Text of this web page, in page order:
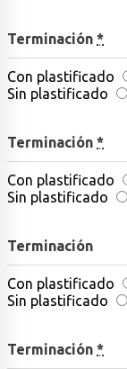
Terminación *
Con plastificado
Sin plastificado
Terminación *
Con plastificado
Sin plastificado
Terminación
Con plastificado
Sin plastificado
Terminación *